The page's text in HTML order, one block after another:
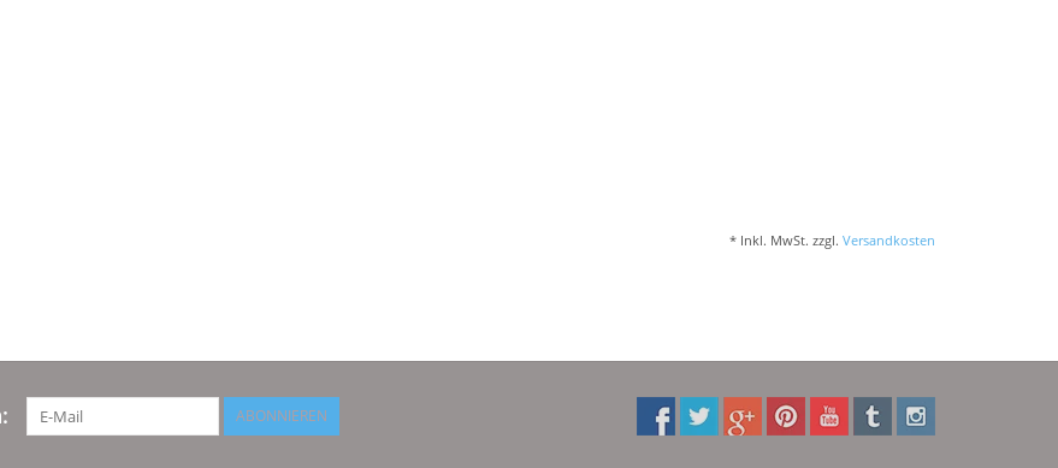
* Inkl. MwSt. zzgl. Versandkosten
ABONNIEREN